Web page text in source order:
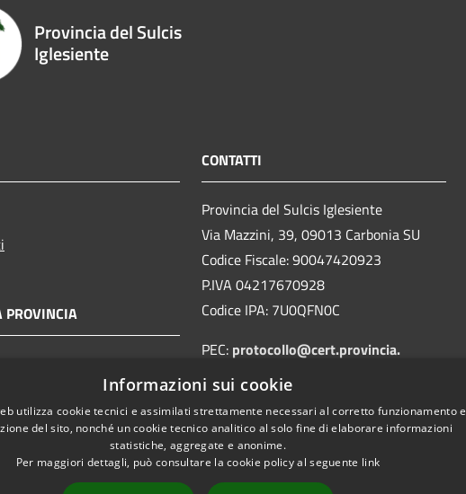
Provincia del Sulcis
Iglesiente
PROVINCIA
CONTATTI
Provincia del Sulcis Iglesiente
Via Mazzini, 39, 09013 Carbonia SU
Codice Fiscale: 90047420923
P.IVA 04217670928
Codice IPA: 7U0QFN0C
PEC: protocollo@cert.provincia.
sulcisiglesiente.it
Informazioni sui cookie
utilizza cookie tecnici e assimilati strettamente necessari al corretto funzionamento e
del sito, nonché un cookie tecnico analitico al solo fine di elaborare informazioni
statistiche, aggregate e anonime.
Per maggiori dettagli, può consultare la cookie policy al seguente link